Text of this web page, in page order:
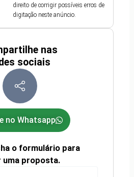
direito de corrigir possíveis erros de
digitação neste anúncio.
nas
sociais
no Whatsapp
o formulário para
uma proposta.